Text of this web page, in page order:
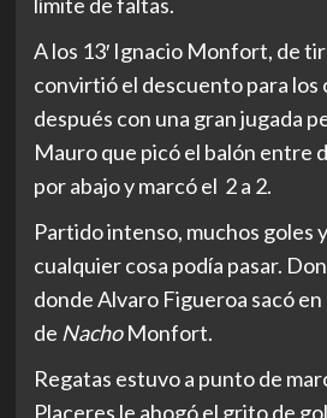
A los 13′ Ignacio Monfort, de
convirtió el descuento para los
después con una gran jugada
Mauro que picó el balón entre
por abajo y marcó el 2 a 2.
Partido intenso, muchos goles
cualquier cosa podía pasar.
donde Alvaro Figueroa sacó
de NachoMonfort.
Regatas estuvo a punto de
Placeres le ahogó el grito de